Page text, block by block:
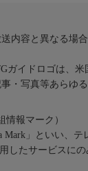
内容と異なる場合
ガイドロゴは、
・写真等あらゆ
情報マーク）
Mark」といい、
したサービスに